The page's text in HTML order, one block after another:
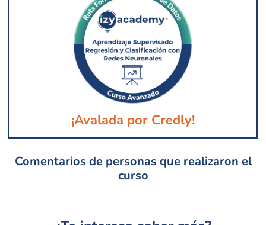
¡Avalada por Credly!
Comentarios de personas que realizaron el
curso